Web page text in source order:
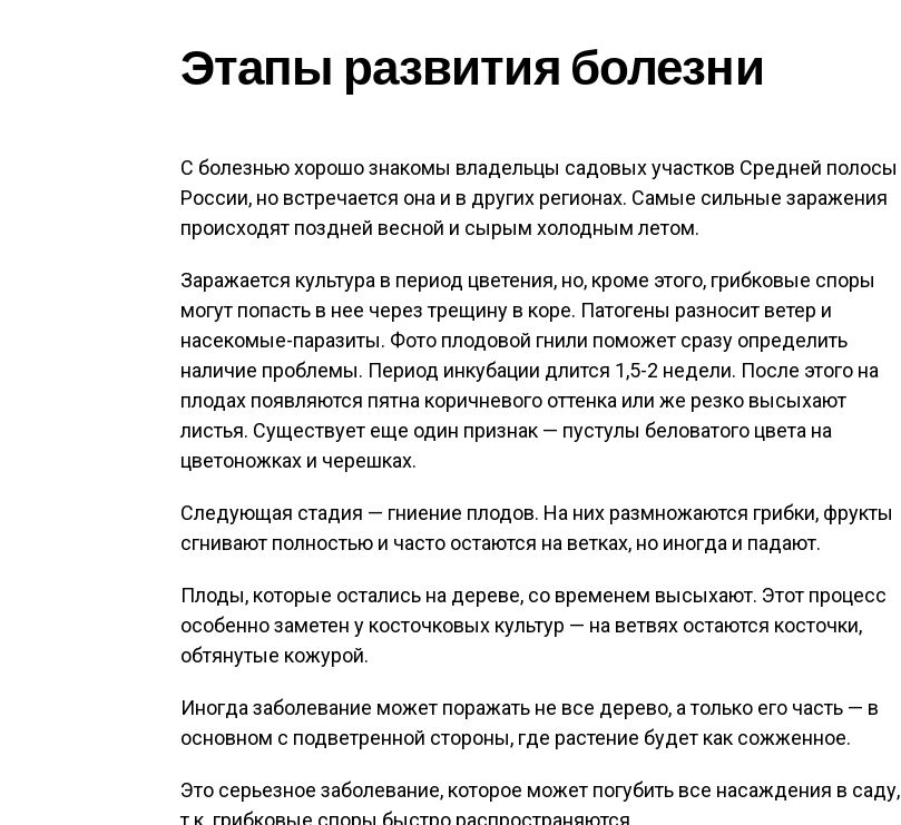
Этапы развития болезни
С болезнью хорошо знакомы владельцы садовых участков Средней полосы
России, но встречается она и в других регионах. Самые сильные заражения
происходят поздней весной и сырым холодным летом.
Заражается культура в период цветения, но, кроме этого, грибковые споры
могут попасть в нее через трещину в коре. Патогены разносит ветер и
насекомые-паразиты. Фото плодовой гнили поможет сразу определить
наличие проблемы. Период инкубации длится 1,5-2 недели. После этого на
плодах появляются пятна коричневого оттенка или же резко высыхают
листья. Существует еще один признак — пустулы беловатого цвета на
цветоножках и черешках.
Следующая стадия — гниение плодов. На них размножаются грибки, фрукты
сгнивают полностью и часто остаются на ветках, но иногда и падают.
Плоды, которые остались на дереве, со временем высыхают. Этот процесс
особенно заметен у косточковых культур — на ветвях остаются косточки,
обтянутые кожурой.
Иногда заболевание может поражать не все дерево, а только его часть — в
основном с подветренной стороны, где растение будет как сожженное.
Это серьезное заболевание, которое может погубить все насаждения в саду,
т.к. грибковые споры быстро распространяются.